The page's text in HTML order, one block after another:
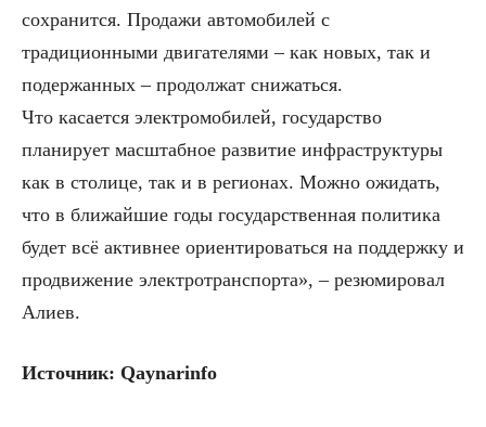
сохранится. Продажи автомобилей с
традиционными двигателями – как новых, так и
подержанных – продолжат снижаться.
Что касается электромобилей, государство
планирует масштабное развитие инфраструктуры
как в столице, так и в регионах. Можно ожидать,
что в ближайшие годы государственная политика
будет всё активнее ориентироваться на поддержку и
продвижение электротранспорта», – резюмировал
Алиев.
Источник: Qaynarinfo